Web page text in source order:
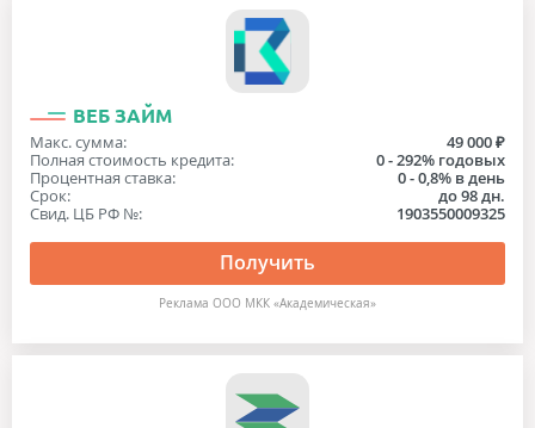
ВЕБ ЗАЙМ
Макс. сумма:
49 000 ₽
Полная стоимость кредита:
0 - 292% годовых
Процентная ставка:
0 - 0,8% в день
Срок:
до 98 дн.
Свид. ЦБ РФ №:
1903550009325
Получить
Реклама ООО МКК «Академическая»